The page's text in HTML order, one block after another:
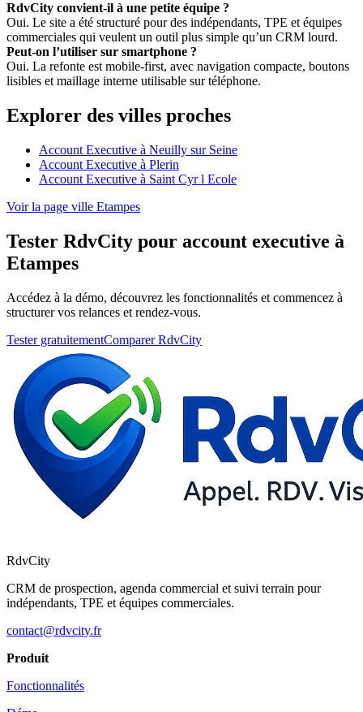
RdvCity convient-il à une petite équipe ?
Oui. Le site a été structuré pour des indépendants, TPE et équipes
commerciales qui veulent un outil plus simple qu’un CRM lourd.
Peut-on l’utiliser sur smartphone ?
Oui. La refonte est mobile-first, avec navigation compacte, boutons
lisibles et maillage interne utilisable sur téléphone.
Explorer des villes proches
Account Executive à Neuilly sur Seine
Account Executive à Plerin
Account Executive à Saint Cyr l Ecole
Voir la page ville Etampes
Tester RdvCity pour account executive à
Etampes
Accédez à la démo, découvrez les fonctionnalités et commencez à
structurer vos relances et rendez-vous.
Tester gratuitementComparer RdvCity
RdvCity
CRM de prospection, agenda commercial et suivi terrain pour
indépendants, TPE et équipes commerciales.
contact@rdvcity.fr
Produit
Fonctionnalités